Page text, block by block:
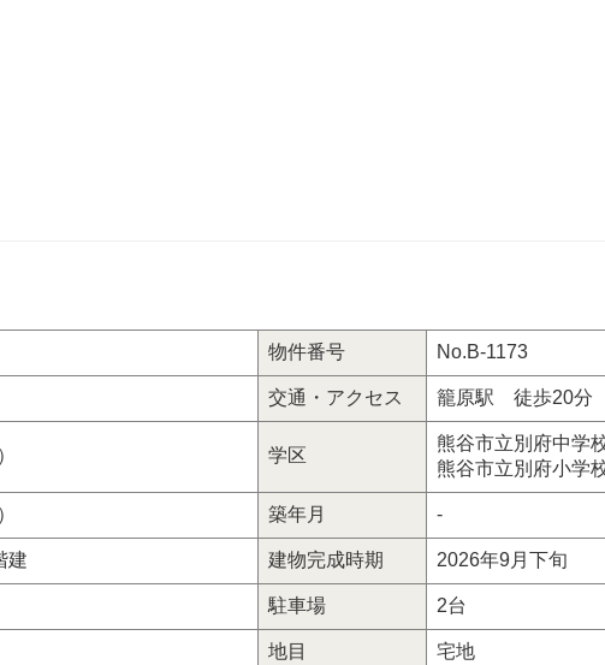
物件番号 No.B-1173
交通・アクセス 籠原駅 徒歩20分
学区
熊谷市立別府中学
熊谷市立別府小学
築年月 -
建 建物完成時期 2026年9月下旬
駐車場 2台
地目 宅地